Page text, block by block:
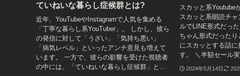
ていねいな暮らし症候群とは?
近年、YouTubeやInstagramで人気を集める
「丁寧な暮らし系YouTuber」。 しかし、彼ら
の発信に対して「うざい」「気持ち悪い」
「病気レベル」といったアンチ意見も増えて
います。 一方で、彼らの影響を受けた視聴者
の中には、「ていねいな暮らし症候群」と...
スカッと系Youtube
スカッと系朗読チ
ルでLINE形式だっ
ちゃん形式だった
にスカッとする話
す。 ＼半額セール
2024年5月14日